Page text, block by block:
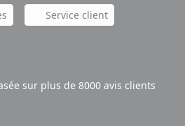
Service client
sur plus de 8000 avis clients